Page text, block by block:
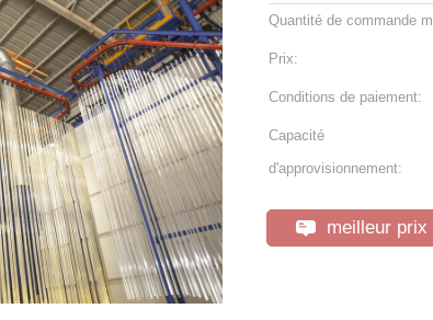
Quantité de commande
Prix:
Conditions de paiement:
Capacité
d'approvisionnement:
meilleur prix